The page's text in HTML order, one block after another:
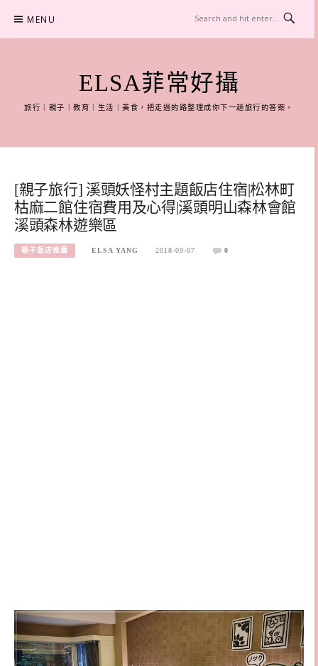
content
MENU
ELSA菲常好攝
旅行｜親子｜教育｜生活｜美食，把走過的路整理成你下一趟旅行的答案。
[親子旅行] 溪頭妖怪村主題飯店住宿|松林町
枯麻二館住宿費用及心得|溪頭明山森林會館
溪頭森林遊樂區
親子飯店推薦 ELSA YANG 2018-09-07 0